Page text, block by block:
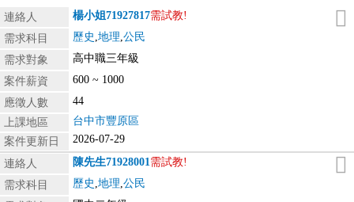
連絡人 楊小姐71927817需試教!
需求科目
歷史 ,地理,公民
需求對象
高中職三年級
案件薪資
600 ~ 1000
應徵人數
44
上課地區
台中市豐原區
案件更新日
2026-07-29
連絡人 陳先生71928001需試教!
需求科目
歷史 ,地理,公民